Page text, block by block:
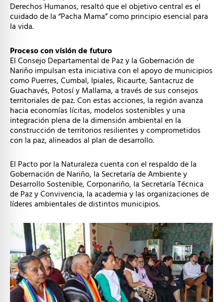
Derechos Humanos, resaltó que el objetivo central es el
cuidado de la “Pacha Mama” como principio esencial para
la vida.
Proceso con visión de futuro
El Consejo Departamental de Paz y la Gobernación de
Nariño impulsan esta iniciativa con el apoyo de municipios
como Puerres, Cumbal, Ipiales, Ricaurte, Santacruz de
Guachavés, Potosí y Mallama, a través de sus consejos
territoriales de paz. Con estas acciones, la región avanza
hacia economías lícitas, modelos sostenibles y una
integración plena de la dimensión ambiental en la
construcción de territorios resilientes y comprometidos
con la paz, alineados al plan de desarrollo.
El Pacto por la Naturaleza cuenta con el respaldo de la
Gobernación de Nariño, la Secretaría de Ambiente y
Desarrollo Sostenible, Corponariño, la Secretaría Técnica
de Paz y Convivencia, la academia y las organizaciones de
líderes ambientales de distintos municipios.